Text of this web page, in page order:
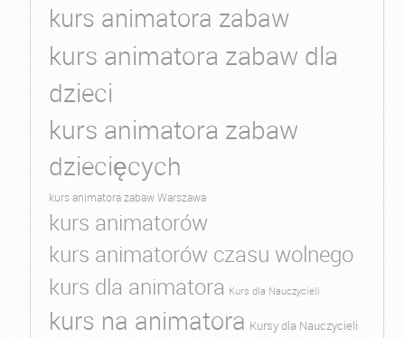
kurs animatora zabaw
kurs animatora zabaw dla
dzieci
kurs animatora zabaw
dziecięcych
kurs animatora zabaw Warszawa
kurs animatorów
kurs animatorów czasu wolnego
kurs dla animatora Kurs dla Nauczycieli
kurs na animatora Kursy dla Nauczycieli